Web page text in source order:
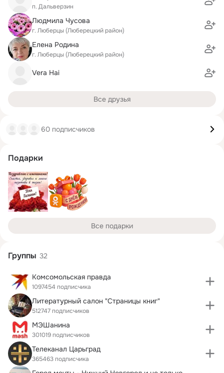
п. Дальверзин
Людмила Чусова
г. Люберцы (Люберецкий район)
Eлена Родина
г. Люберцы (Люберецкий район)
Vera Hai
Все друзья
60 подписчиков
Подарки
Все подарки
Группы 32
Комсомольская правда
1097454 подписчика
Литературный салон "Страницы книг"
512747 подписчиков
МЭШанина
301019 подписчиков
Телеканал Царьград
365463 подписчика